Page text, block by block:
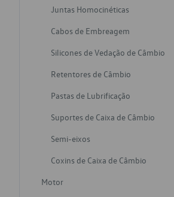
Juntas Homocinéticas
Cabos de Embreagem
Silicones de Vedação de Câmbio
Retentores de Câmbio
Pastas de Lubrificação
Suportes de Caixa de Câmbio
Semi-eixos
Coxins de Caixa de Câmbio
Motor